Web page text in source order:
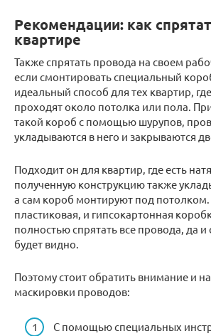
Рекомендации: как
квартире
Также спрятать провода на своем
если смонтировать специальный
идеальный способ для тех квартир,
проходят около потолка или пола.
такой короб с помощью шурупов,
укладываются в него и закрываются
Подходит он для квартир, где есть
полученную конструкцию также
а сам короб монтируют под
пластиковая, и гипсокартонная
полностью спрятать все провода, да и
будет видно.
Поэтому стоит обратить внимание и
маскировки проводов:
С помощью специальных